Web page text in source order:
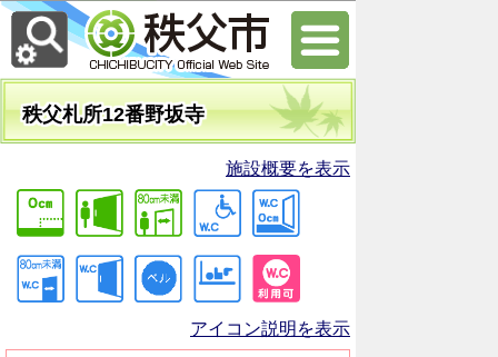
秩父札所12番野坂寺
施設概要を表示
アイコン説明を表示